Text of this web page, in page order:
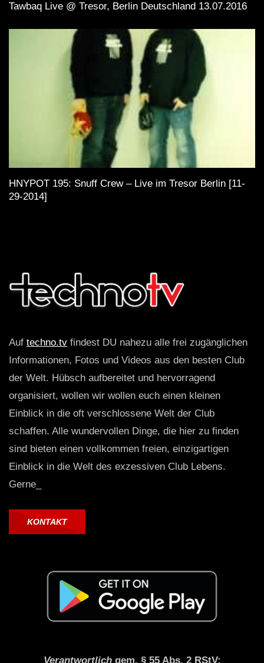
Tawbaq Live @ Tresor, Berlin Deutschland 13.07.2016
HNYPOT 195: Snuff Crew – Live im Tresor Berlin [11-
29-2014]
Auf techno.tv findest DU nahezu alle frei zugänglichen
Informationen, Fotos und Videos aus den besten Club
der Welt. Hübsch aufbereitet und hervorragend
organisiert, wollen wir wollen euch einen kleinen
Einblick in die oft verschlossene Welt der Club
schaffen. Alle wundervollen Dinge, die hier zu finden
sind bieten einen vollkommen freien, einzigartigen
Einblick in die Welt des exzessiven Club Lebens.
Gerne_
KONTAKT
Verantwortlichgem. § 55 Abs. 2 RStV: